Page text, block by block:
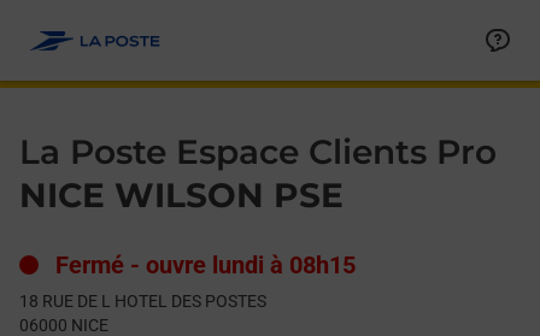
La Poste Espace Clients Pro
NICE WILSON PSE
Fermé - ouvre lundi à 08h15
18 RUE DE L HOTEL DES POSTES
06000 NICE